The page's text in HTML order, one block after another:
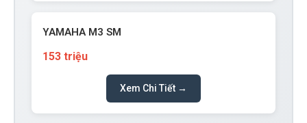
YAMAHA M3 SM
153 triệu
Xem Chi Tiết →